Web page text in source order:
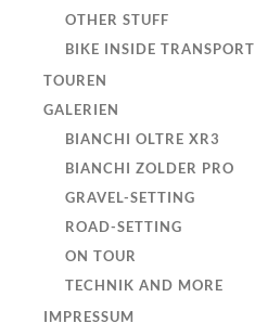
OTHER STUFF
BIKE INSIDE TRANSPORT
TOUREN
GALERIEN
BIANCHI OLTRE XR3
BIANCHI ZOLDER PRO
GRAVEL-SETTING
ROAD-SETTING
ON TOUR
TECHNIK AND MORE
IMPRESSUM